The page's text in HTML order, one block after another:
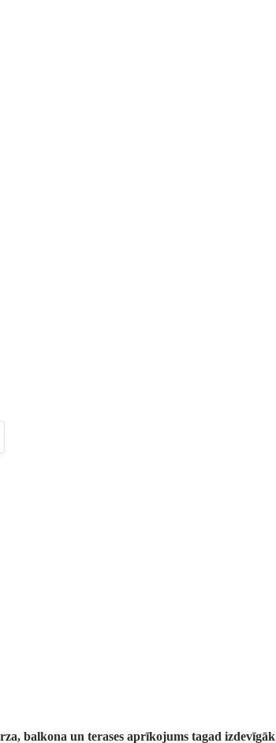
balkona un terases aprīkojums tagad izdevīgāk